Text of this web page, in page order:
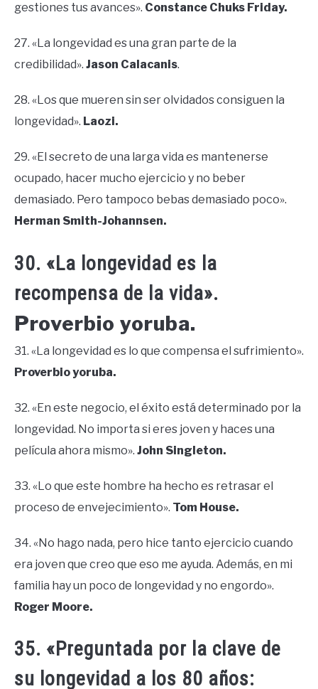
gestiones tus avances». Constance Chuks Friday.
27. «La longevidad es una gran parte de la
credibilidad». Jason Calacanis.
28. «Los que mueren sin ser olvidados consiguen la
longevidad». Laozi.
29. «El secreto de una larga vida es mantenerse
ocupado, hacer mucho ejercicio y no beber
demasiado. Pero tampoco bebas demasiado poco».
Herman Smith-Johannsen.
30. «La longevidad es la
recompensa de la vida».
Proverbio yoruba.
31. «La longevidad es lo que compensa el sufrimiento».
Proverbio yoruba.
32. «En este negocio, el éxito está determinado por la
longevidad. No importa si eres joven y haces una
película ahora mismo». John Singleton.
33. «Lo que este hombre ha hecho es retrasar el
proceso de envejecimiento». Tom House.
34. «No hago nada, pero hice tanto ejercicio cuando
era joven que creo que eso me ayuda. Además, en mi
familia hay un poco de longevidad y no engordo».
Roger Moore.
35. «Preguntada por la clave de
su longevidad a los 80 años: